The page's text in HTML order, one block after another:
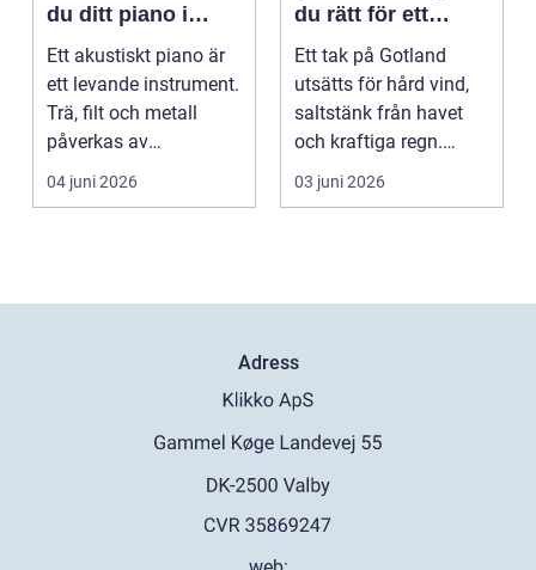
du ditt piano i
toppform
Ett akustiskt piano är
ett levande instrument.
Trä, filt och metall
påverkas av
årstidernas växlinga...
04 juni 2026
du rätt för ett
hållbart tak
Ett tak på Gotland
utsätts för hård vind,
saltstänk från havet
och kraftiga regn.
Taket behöver vara...
03 juni 2026
Adress